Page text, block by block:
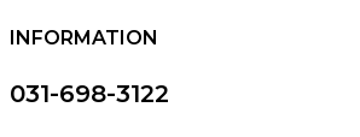
INFORMATION
031-698-3122